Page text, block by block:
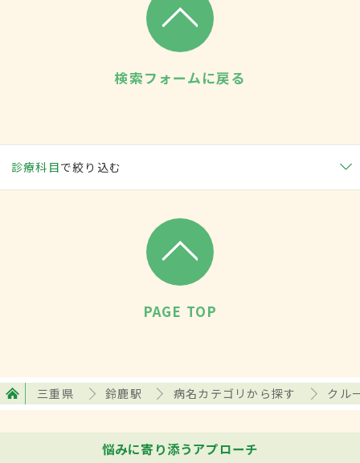
検索フォームに戻る
診療科目で絞り込む
PAGE TOP
三重県 鈴鹿駅 病名カテゴリから探す クル
悩みに寄り添うアプローチ